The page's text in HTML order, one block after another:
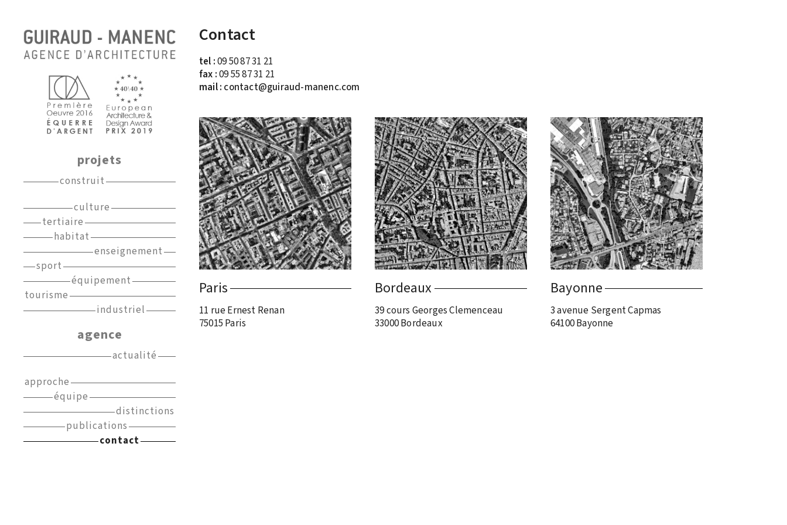
projets
construit
culture
tertiaire
habitat
enseignement
sport
équipement
tourisme
industriel
agence
actualité
approche
équipe
distinctions
publications
contact
Contact
tel :09 50 87 31 21
fax :09 55 87 31 21
mail : contact@guiraud-manenc.com
Paris
11 rue Ernest Renan
75015 Paris
Bordeaux
39 cours Georges Clemenceau
33000 Bordeaux
Bayonne
3 avenue Sergent Capmas
64100 Bayonne